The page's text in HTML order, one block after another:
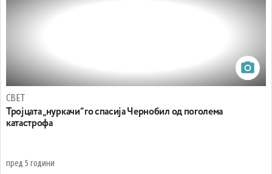
СВЕТ
Тројцата „нуркачи“ го спасија Чернобил од поголема
катастрофа
пред 5 години